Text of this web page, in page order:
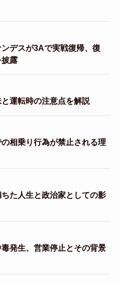
デスが3Aで実戦復帰、復
露
運転時の注意点を解説
相乗り行為が禁止される理
た人生と政治家としての影
発生、営業停止とその背景